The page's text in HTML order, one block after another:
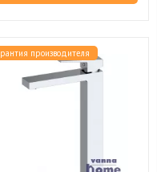
производителя